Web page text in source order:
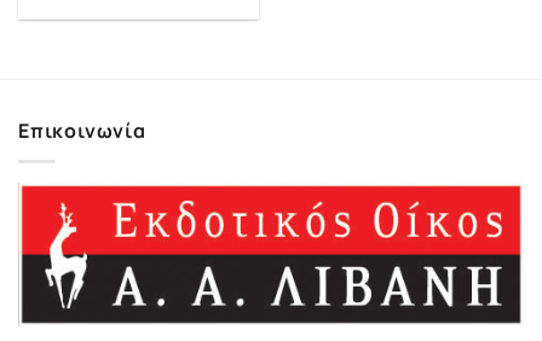
Επικοινωνία